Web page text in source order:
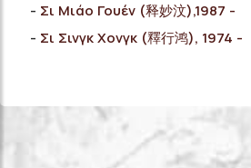
Σι Μιάο Γουέν (释妙汶),1987 -
Σι Σινγκ Χονγκ (釋行鸿), 1974 -